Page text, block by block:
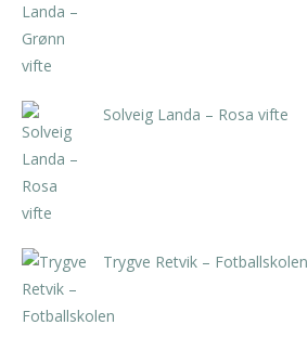
Solveig Landa – Rosa vifte
Trygve Retvik – Fotballskolen